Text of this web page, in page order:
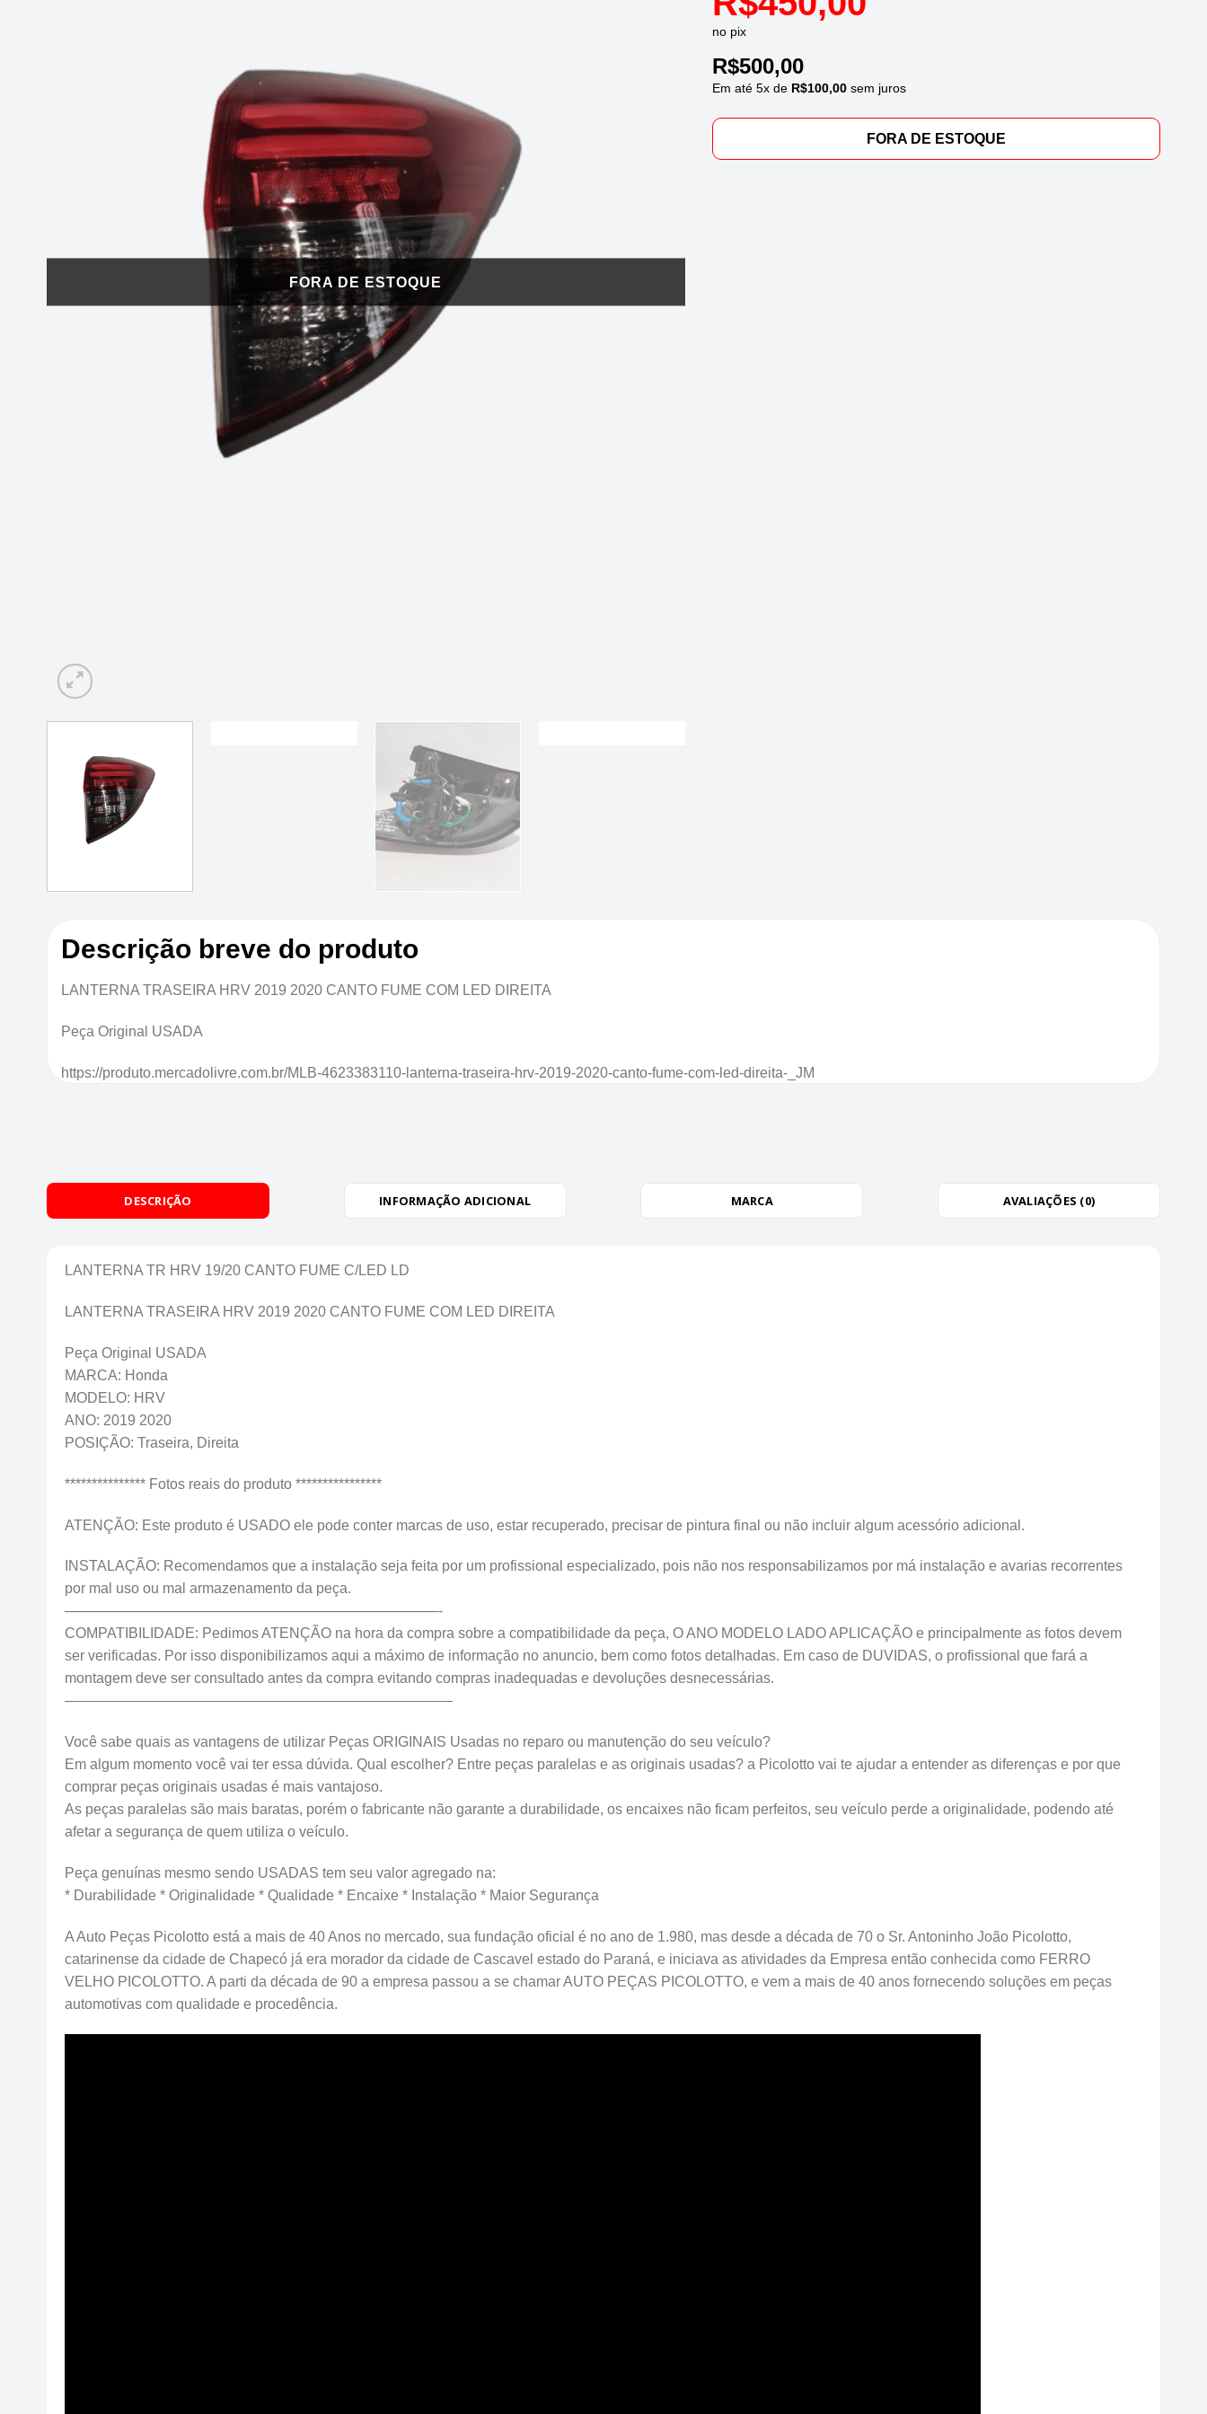
no pix
R$500,00
Em até 5x de R$100,00sem juros
FORA DE ESTOQUE
Descrição breve do produto
LANTERNA TRASEIRA HRV 2019 2020 CANTO FUME COM LED DIREITA
Peça Original USADA
https://produto.mercadolivre.com.br/MLB-4623383110-lanterna-traseira-hrv-2019-2020-canto-fume-com-led-direita-_JM
DESCRIÇÃO INFORMAÇÃO ADICIONAL MARCA AVALIAÇÕES (0)
LANTERNA TR HRV 19/20 CANTO FUME C/LED LD
LANTERNA TRASEIRA HRV 2019 2020 CANTO FUME COM LED DIREITA
Peça Original USADA
MARCA: Honda
MODELO: HRV
ANO: 2019 2020
POSIÇÃO: Traseira, Direita
*************** Fotos reais do produto ****************
ATENÇÃO: Este produto é USADO ele pode conter marcas de uso, estar recuperado, precisar de pintura final ou não incluir algum acessório adicional.
INSTALAÇÃO: Recomendamos que a instalação seja feita por um profissional especializado, pois não nos responsabilizamos por má instalação e avarias recorrentes
por mal uso ou mal armazenamento da peça.
——————————————————————————-
COMPATIBILIDADE: Pedimos ATENÇÃO na hora da compra sobre a compatibilidade da peça, O ANO MODELO LADO APLICAÇÃO e principalmente as fotos devem
ser verificadas. Por isso disponibilizamos aqui a máximo de informação no anuncio, bem como fotos detalhadas. Em caso de DUVIDAS, o profissional que fará a
montagem deve ser consultado antes da compra evitando compras inadequadas e devoluções desnecessárias.
———————————————————————————
Você sabe quais as vantagens de utilizar Peças ORIGINAIS Usadas no reparo ou manutenção do seu veículo?
Em algum momento você vai ter essa dúvida. Qual escolher? Entre peças paralelas e as originais usadas? a Picolotto vai te ajudar a entender as diferenças e por que
comprar peças originais usadas é mais vantajoso.
As peças paralelas são mais baratas, porém o fabricante não garante a durabilidade, os encaixes não ficam perfeitos, seu veículo perde a originalidade, podendo até
afetar a segurança de quem utiliza o veículo.
Peça genuínas mesmo sendo USADAS tem seu valor agregado na:
* Durabilidade * Originalidade * Qualidade * Encaixe * Instalação * Maior Segurança
A Auto Peças Picolotto está a mais de 40 Anos no mercado, sua fundação oficial é no ano de 1.980, mas desde a década de 70 o Sr. Antoninho João Picolotto,
catarinense da cidade de Chapecó já era morador da cidade de Cascavel estado do Paraná, e iniciava as atividades da Empresa então conhecida como FERRO
VELHO PICOLOTTO. A parti da década de 90 a empresa passou a se chamar AUTO PEÇAS PICOLOTTO, e vem a mais de 40 anos fornecendo soluções em peças
automotivas com qualidade e procedência.